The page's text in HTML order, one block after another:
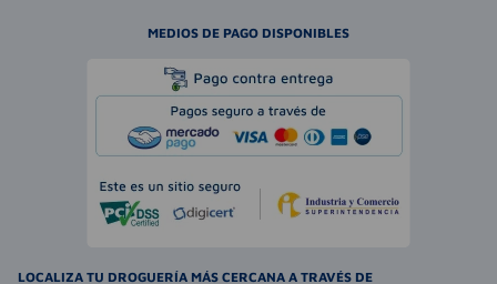
MEDIOS DE PAGO DISPONIBLES
LOCALIZA TU DROGUERÍA MÁS CERCANA A TRAVÉS DE